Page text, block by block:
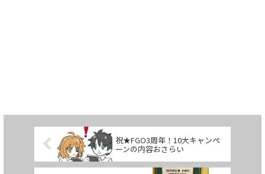
祝★FGO3周年！10大キャンペ
ーンの内容おさらい